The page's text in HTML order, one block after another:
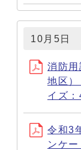
10月5日
消防用
地区
イズ
令和3
ンケ